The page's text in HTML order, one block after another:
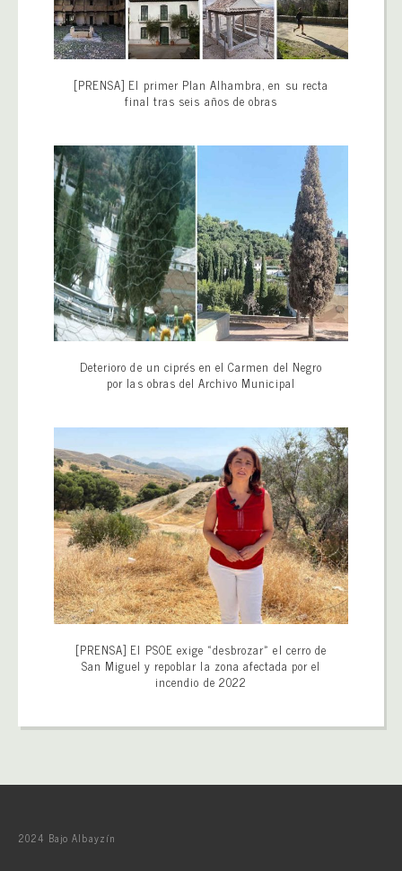
[PRENSA] El primer Plan Alhambra, en su recta
final tras seis años de obras
Deterioro de un ciprés en el Carmen del Negro
por las obras del Archivo Municipal
[PRENSA] El PSOE exige «desbrozar» el cerro de
San Miguel y repoblar la zona afectada por el
incendio de 2022
2024 Bajo Albayzín